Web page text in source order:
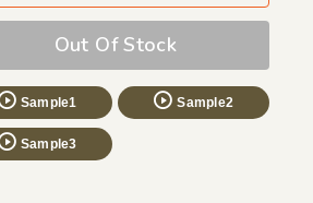
Out Of Stock
Sample1 Sample2
Sample3